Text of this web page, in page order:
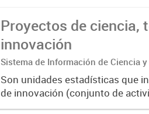
Proyectos de ciencia,
innovación
Sistema de Información de Ciencia
Son unidades estadísticas que
de innovación (conjunto de
crear resultados CyT y/o